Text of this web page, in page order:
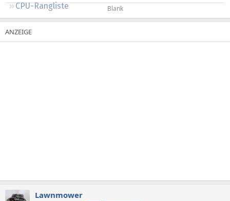
CPU-Rangliste
Blank​
Lawnmower